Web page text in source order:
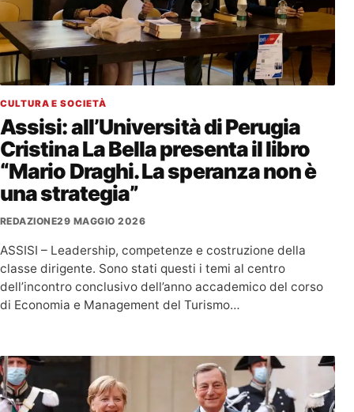
CULTURA E SOCIETÀ
Assisi: all’Università di Perugia
Cristina La Bella presenta il libro
“Mario Draghi. La speranza non è
una strategia”
REDAZIONE29 MAGGIO 2026
ASSISI – Leadership, competenze e costruzione della
classe dirigente. Sono stati questi i temi al centro
dell’incontro conclusivo dell’anno accademico del corso
di Economia e Management del Turismo…